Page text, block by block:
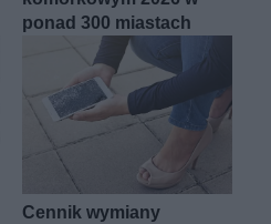
ponad 300 miastach
Cennik wymiany